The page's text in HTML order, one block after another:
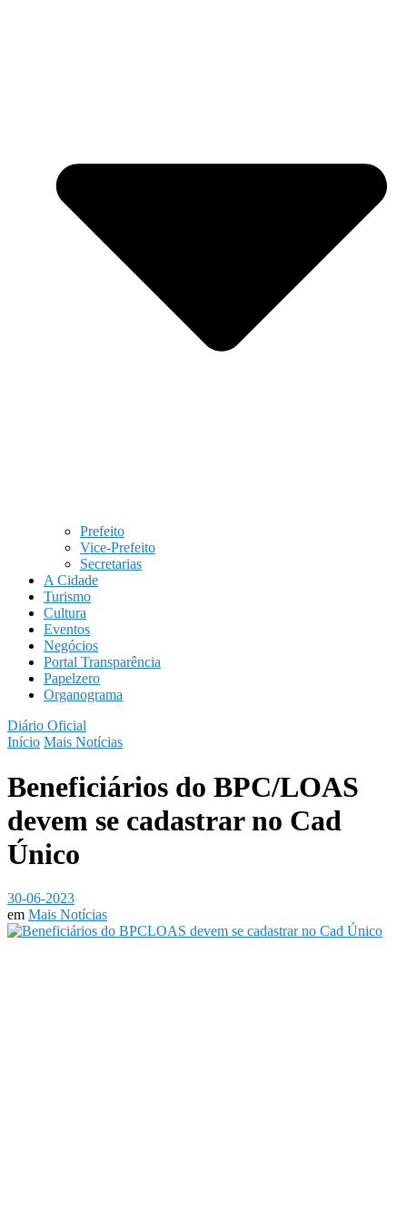
Prefeito
Vice-Prefeito
Secretarias
A Cidade
Turismo
Cultura
Eventos
Negócios
Portal Transparência
Papelzero
Organograma
Diário Oficial
Início Mais Notícias
Beneficiários do BPC/LOAS
devem se cadastrar no Cad
Único
30-06-2023
em Mais Notícias